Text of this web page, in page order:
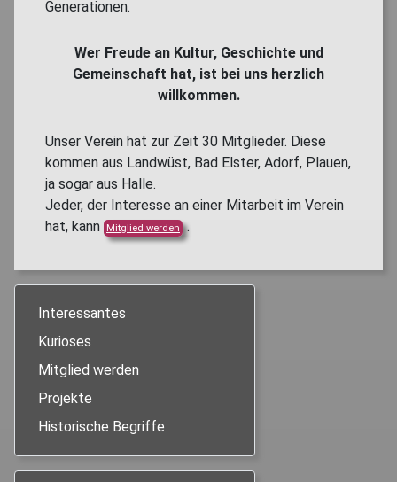
Interessantes
Kurioses
Mitglied werden
Projekte
Historische Begriffe
Generationen.
Wer Freude an Kultur, Geschichte und
Gemeinschaft hat, ist bei uns herzlich
willkommen.
Unser Verein hat zur Zeit 30 Mitglieder. Diese
kommen aus Landwüst, Bad Elster, Adorf, Plauen,
ja sogar aus Halle.
Jeder, der Interesse an einer Mitarbeit im Verein
hat, kann
Mitglied werden .